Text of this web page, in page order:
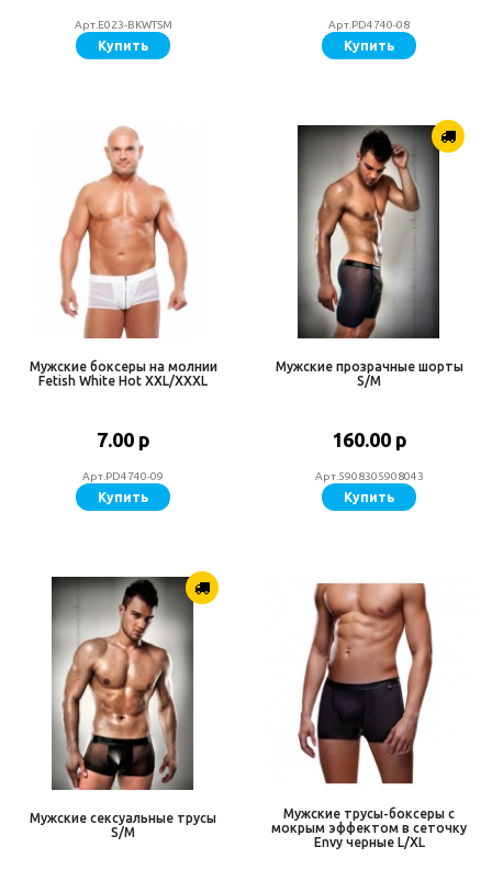
Арт.E023-BKWTSM
Купить
Арт.PD4740-08
Купить
Мужские боксеры на молнии
Fetish White Hot XXL/XXXL
7.00 р
Арт.PD4740-09
Купить
Мужские прозрачные шорты
S/M
160.00 р
Арт.5908305908043
Купить
Мужские сексуальные трусы
S/M
Мужские трусы-боксеры с
мокрым эффектом в сеточку
Envy черные L/XL